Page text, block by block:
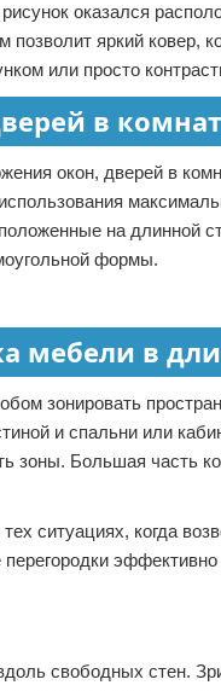
оказался
яркий ковер,
или просто
в
окон, дверей в
на длинной
формы.
мебели в
зонировать
и спальни или
зоны. Большая часть
ситуациях, когда
свободных стен.